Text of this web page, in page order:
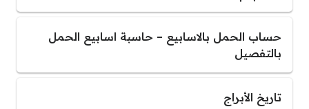
حساب الحمل بالاسابيع – حاسبة اسابيع الحمل
بالتفصيل
تاريخ الأبراج